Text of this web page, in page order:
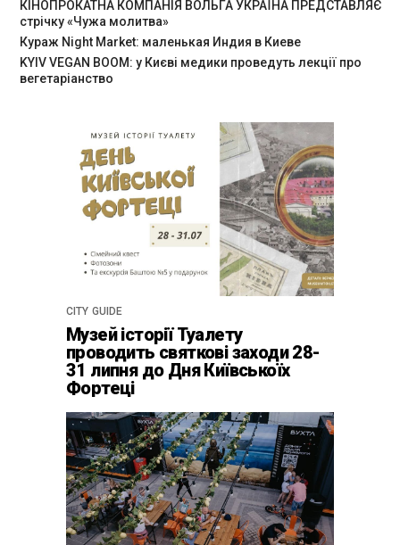
КІНОПРОКАТНА КОМПАНІЯ ВОЛЬГА УКРАЇНА ПРЕДСТАВЛЯЄ
стрічку «Чужа молитва»
Кураж Night Market: маленькая Индия в Киеве
KYIV VEGAN BOOM: у Києві медики проведуть лекції про
вегетаріанство
CITY GUIDE
Музей історії Туалету
проводить святкові заходи 28-
31 липня до Дня Київськоїх
Фортеці